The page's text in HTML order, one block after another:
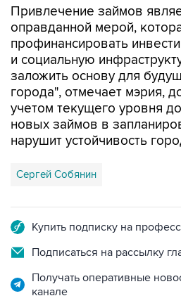
профинансировать
и социальную
заложить основу для
города", отмечает мэрия,
учетом текущего уровня
новых займов в
нарушит устойчивость
Сергей Собянин
Подписаться на рассылку
Получать оперативные